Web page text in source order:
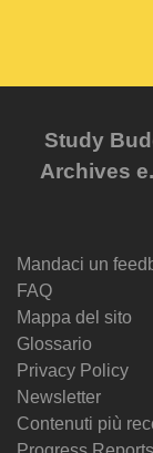
Study
Archives
Mandaci un
FAQ
Mappa del sito
Glossario
Privacy Policy
Newsletter
Contenuti più